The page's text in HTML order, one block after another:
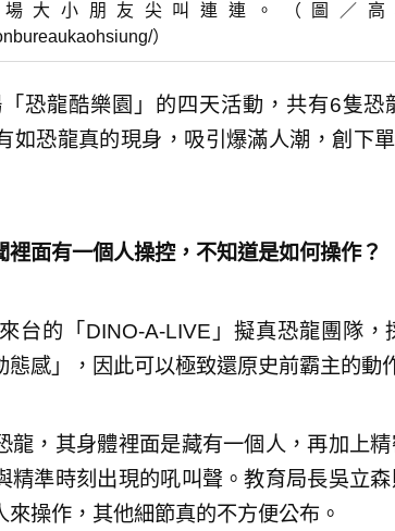
大小朋友尖叫連連。（圖／
）
恐龍酷樂園」的四天活動，共有6隻恐
如恐龍真的現身，吸引爆滿人潮，創下
面有一個人操控，不知道是如何操作？
台的「DINO-A-LIVE」擬真恐龍團隊，
感」，因此可以極致還原史前霸主的動
龍，其身體裡面是藏有一個人，再加上
精準時刻出現的吼叫聲。教育局長吳立
操作，其他細節真的不方便公布。